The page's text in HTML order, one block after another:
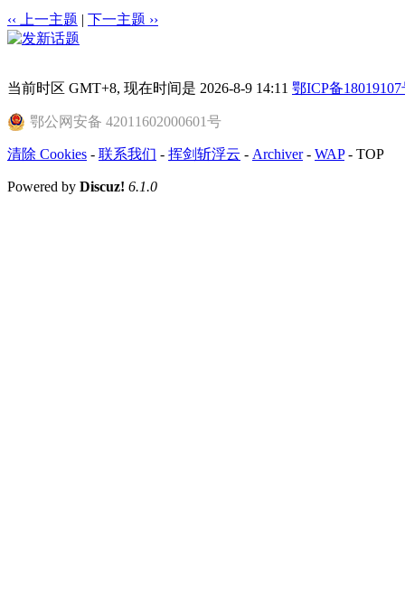
‹‹ 上一主题 | 下一主题 ››
当前时区 GMT+8, 现在时间是 2026-8-9 14:11 鄂ICP备18019107
鄂公网安备 42011602000601号
清除 Cookies - 联系我们 - 挥剑斩浮云 - Archiver- WAP- TOP
Powered by Discuz! 6.1.0